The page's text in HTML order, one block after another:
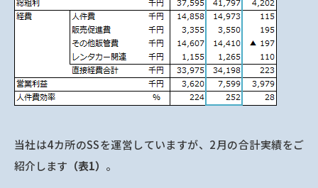
当社は4カ所のSSを運営していますが、2月の合計実績をご
紹介します （表1） 。